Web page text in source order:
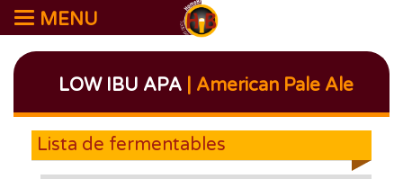
MENU
LOW IBU APA | American Pale Ale
Lista de fermentables